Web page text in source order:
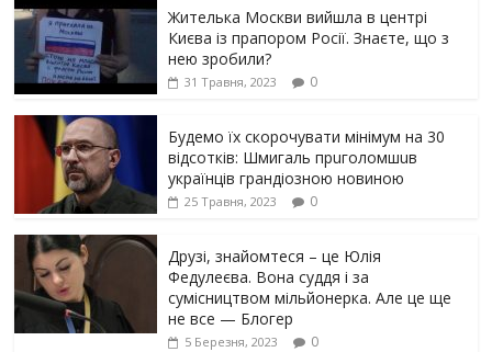
Жителька Москви вийшла в центрі
Києва із прапором Росії. Знаєте, що з
нею зробили?
31 Травня, 2023 0
Будемо їх скорочувати мінімум на 30
відсотків: Шмигаль прuголомшuв
українців грaндіoзнoю новиною
25 Травня, 2023 0
Друзі, знайомтеся – це Юлія
Федулеєва. Вона суддя і за
сумісництвом мільйонерка. Але це ще
не все — Блогер
5 Березня, 2023 0